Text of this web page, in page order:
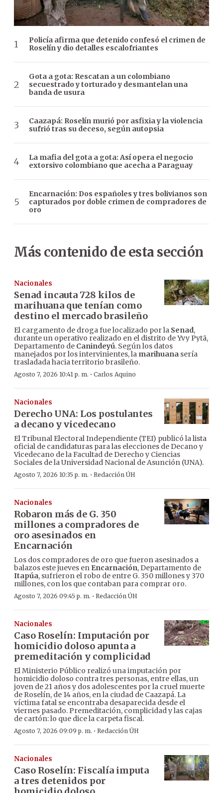
Policía afirma que detenido confesó el crimen de
Roselín y dio detalles escalofriantes
Gota a gota: Rescatan a un colombiano
secuestrado y torturado y desmantelan una
banda de usura
Caazapá: Roselín murió por asfixia y la violencia
sufrió tras su deceso, según autopsia
La mafia del gota a gota: Así opera el negocio
extorsivo colombiano que acecha a Paraguay
Encarnación: Dos españoles y tres bolivianos son
capturados por doble crimen de compradores de
oro
Más contenido de esta sección
Nacionales
Senad incauta 728 kilos de
marihuana que tenían como
destino el mercado brasileño
El cargamento de droga fue localizado por la Senad,
durante un operativo realizado en el distrito de Yvy Pytã,
Departamento de Canindeyú. Según los datos
manejados por los intervinientes, la marihuana sería
trasladada hacia territorio brasileño.
Agosto 7, 2026 10:41 p. m. · Carlos Aquino
Nacionales
Derecho UNA: Los postulantes
a decano y vicedecano
El Tribunal Electoral Independiente (TEI) publicó la lista
oficial de candidaturas para las elecciones de Decano y
Vicedecano de la Facultad de Derecho y Ciencias
Sociales de la Universidad Nacional de Asunción (UNA).
Agosto 7, 2026 10:35 p. m. · Redacción ÚH
Nacionales
Robaron más de G. 350
millones a compradores de
oro asesinados en
Encarnación
Los dos compradores de oro que fueron asesinados a
balazos este jueves en Encarnación, Departamento de
Itapúa, sufrieron el robo de entre G. 350 millones y 370
millones, con los que contaban para comprar oro.
Agosto 7, 2026 09:45 p. m. · Redacción ÚH
Nacionales
Caso Roselín: Imputación por
homicidio doloso apunta a
premeditación y complicidad
El Ministerio Público realizó una imputación por
homicidio doloso contra tres personas, entre ellas, un
joven de 21 años y dos adolescentes por la cruel muerte
de Roselín, de 14 años, en la ciudad de Caazapá. La
víctima fatal se encontraba desaparecida desde el
viernes pasado. Premeditación, complicidad y las cajas
de cartón: lo que dice la carpeta fiscal.
Agosto 7, 2026 09:09 p. m. · Redacción ÚH
Nacionales
Caso Roselín: Fiscalía imputa
a tres detenidos por